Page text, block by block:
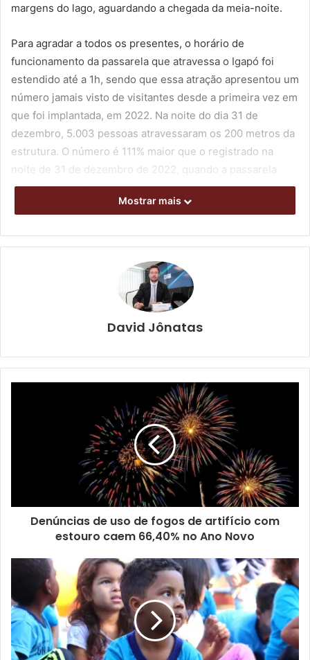
margens do lago, aguardando a chegada da meia-noite.
Para agradar a todos os presentes, o horário de
funcionamento da passarela que atravessa o Igapó foi
estendido até a 1h, sendo que essa atração apresentou um
número jamais visto de visitantes desde a primeira vez em
que foi implantada, em 2022. Na noite do dia 31 de
dezembro, 5.003 pessoas atravessaram os 200 metros da
estrutura. O número é 111% maior que o registrado na
noite de 31 de dezembro de 2022, quando a passarela
recebeu 2.363 visitantes.
de Londrina (Codel), Alex Canziani, a inovação na
decoração deste ano no Lago foi um dos pontos fortes
para atrair o público. “Nós inovamos com a árvore
tecnológica composta por 140 mil lâmpadas de LED, que
juntas refletem imagens como se fossem a tela de uma TV
ou do celular. E isso possibilitou que um vídeo com a
vez no Lago, e através de uma árvore de natal”, destacou.
Os 38 ambulantes, divididos entre os food trucks e
barracas que estavam na Rua Joaquim de Matos Barreto,
ao lado do Lago e em frente à entrada da passarela,
mantiveram o funcionamento para atender o público
durante a noite. Já o ônibus panorâmico que leva
passageiros para dar uma volta pelos pontos decorados da
cidade, e que tem sua partida em frente ao Iate Clube,
também esteve ativo e fez a alegria de muitos turistas.
Desde a abertura, em 30 de novembro, até ontem (2), a
passarela flutuante já recebeu 81.303 visitantes, segundo
os marcadores da catraca que fica na entrada da atração. A
lista inclui turistas vindos de outros países e das capitais
de outros estados brasileiros, mas principalmente
moradores das cidades da região norte do Paraná, que
Mostrar mais
David Jônatas
Denúncias de uso de fogos de artifício com
estouro caem 66,40% no Ano Novo